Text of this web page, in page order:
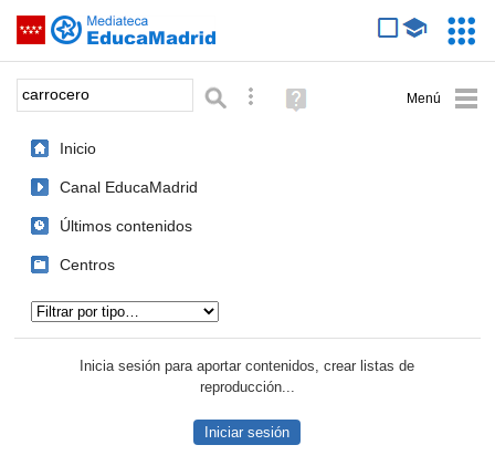
Saltar navegación
Palabra o frase: Búsqueda avanzada
Ayuda
(en
Inicio
Canal EducaMadrid
Últimos contenidos
Centros
Inicia sesión para aportar contenidos, crear listas de
reproducción...
Iniciar sesión